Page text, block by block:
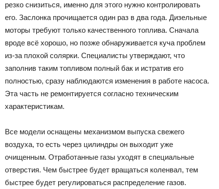
резко снизиться, именно для этого нужно контролировать
его. Заслонка прочищается один раз в два года. Дизельные
моторы требуют только качественного топлива. Сначала
вроде всё хорошо, но позже обнаруживается куча проблем
из-за плохой солярки. Специалисты утверждают, что
заполнив таким топливом полный бак и истратив его
полностью, сразу наблюдаются изменения в работе насоса.
Эта часть не ремонтируется согласно техническим
характеристикам.
Все модели оснащены механизмом выпуска свежего
воздуха, то есть через цилиндры он выходит уже
очищенным. Отработанные газы уходят в специальные
отверстия. Чем быстрее будет вращаться коленвал, тем
быстрее будет регулироваться распределение газов.